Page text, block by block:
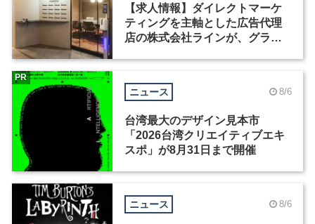
【求人情報】ダイレクトマーケ
ティングを主軸とした広告代理
店の株式会社ラインが、グラフ
ニュース 8/6
台湾最大のデザイン見本市
「2026台湾クリエイティブエキ
スポ」が8月31日まで開催
PR
ニュース 8/6